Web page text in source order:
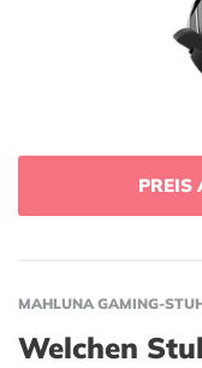
PREIS
MAHLUNA GAMING-
Welchen